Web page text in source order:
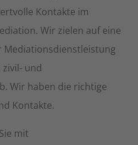
Kontakte im
Wir zielen auf eine
Mediationsdienstleistung
und
Wir haben die richtige
Kontakte.
mit